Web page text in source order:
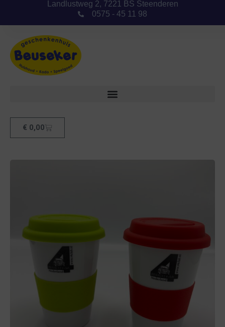
Landlustweg 2, 7221 BS Steenderen
0575 - 45 11 98
€ 0,00